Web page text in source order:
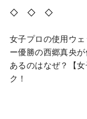
◇ ◇ ◇
女子プロの使用ウ
ー優勝の西郷真央
あるのはなぜ？【
ク！